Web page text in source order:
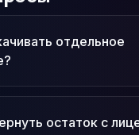
отдельное
остаток с